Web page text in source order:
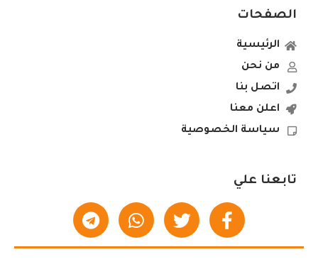
الصفحات
الرئيسية
من نحن
اتصل بنا
اعلن معنا
سياسة الخصوصية
تابعنا علي